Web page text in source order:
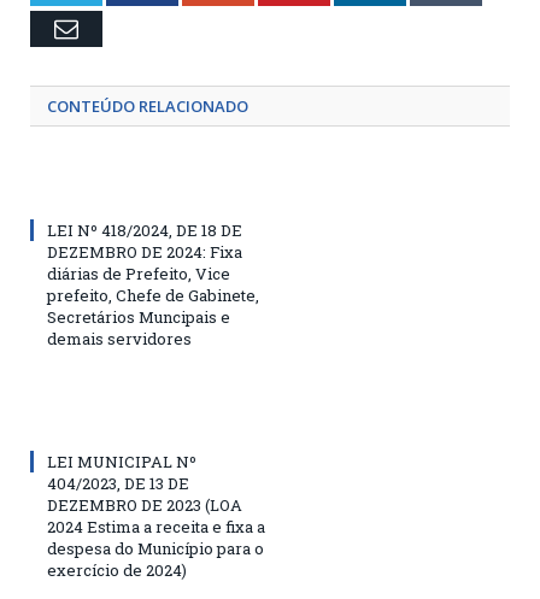
Email
CONTEÚDO RELACIONADO
LEI Nº 418/2024, DE 18 DE
DEZEMBRO DE 2024: Fixa
diárias de Prefeito, Vice
prefeito, Chefe de Gabinete,
Secretários Muncipais e
demais servidores
LEI MUNICIPAL Nº
404/2023, DE 13 DE
DEZEMBRO DE 2023 (LOA
2024 Estima a receita e fixa a
despesa do Município para o
exercício de 2024)